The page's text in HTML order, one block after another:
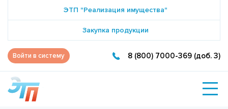
ЭТП "Реализация имущества"
Закупка продукции
Войти в систему 8 (800) 7000-369 (доб. 3)